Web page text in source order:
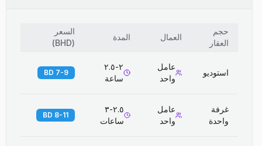
حجم
العقار
العمال المدة
السعر
(
BHD
)
استوديو
عامل
واحد
٢-٢.٥
ساعة
7-9 BD
غرفة
واحدة
عامل
واحد
٢.٥-٣
ساعات
8-11 BD